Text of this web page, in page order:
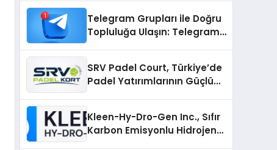
Telegram Grupları ile Doğru
Topluluğa Ulaşın: Telegram
SRV Padel Court, Türkiye’de
Padel Yatırımlarının Güçlü
Kleen-Hy-Dro-Gen Inc., Sıfır
Karbon Emisyonlu Hidrojen